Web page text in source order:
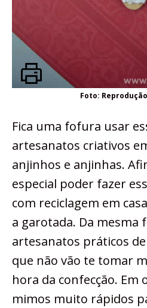
Foto:
Fica uma fofura usar
artesanatos criativos
anjinhos e anjinhas.
especial poder fazer
com reciclagem em
a garotada. Da mesma
artesanatos práticos
que não vão te tomar
hora da confecção. Em
mimos muito rápidos